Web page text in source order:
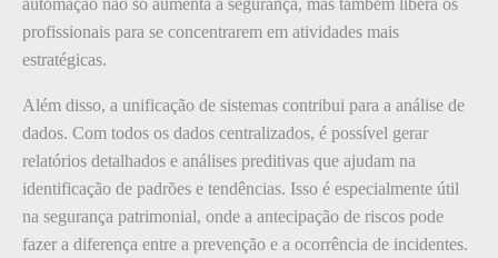
profissionais para se concentrarem em atividades mais
estratégicas.
Além disso, a unificação de sistemas contribui para a análise de
dados. Com todos os dados centralizados, é possível gerar
relatórios detalhados e análises preditivas que ajudam na
identificação de padrões e tendências. Isso é especialmente útil
na segurança patrimonial, onde a antecipação de riscos pode
fazer a diferença entre a prevenção e a ocorrência de incidentes.